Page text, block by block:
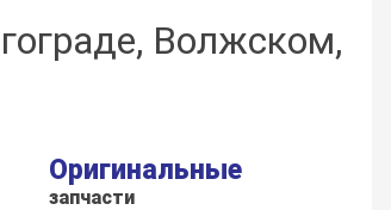
Волжском,
Оригинальные
запчасти